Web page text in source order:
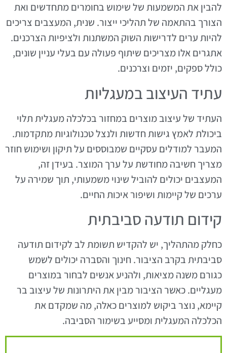
להבין את המשמעות של שימוש בחומרים מתחדשים ואת
הצורך בהתאמה של תהליכי ייצור. שנית, המעצבים צריכים
להיות ערים לדרישות השוק המשתנות ולציפיות הצרכנים.
אתגרים אלו מצריכים שיתוף פעולה עם בעלי עניין שונים,
כולל ספקים, יזמים וצרכנים.
עתיד העיצוב במעגליות
העתיד של עיצוב מוצרים במחזור בכלכלה מעגלית תלוי
ביכולת לאמץ גישות חדשות ולנצל טכנולוגיות מתקדמות.
המעבר למודלים עסקיים שמבוססים על תיקון ושימוש חוזר
מצריך חשיבה מחודשת על ערך המוצר. בעידן זה,
המעצבים יכולים להוביל שינוי משמעותי, תוך שמירה על
ערכים של קיימות ושיפור איכות החיים.
קידום תודעה סביבתית
כחלק מהתהליך, יש להקדיש תשומת לב לקידום תודעה
סביבתית בקרב הציבור. חינוך והסברה יכולים לשמש
כגורם משנה מציאות, ולהניע אנשים לבחור במוצרים
מעגליים. כאשר הציבור מבין את היתרונות של עיצוב בר
קיימא, נוצר ביקוש למוצרים כאלה, מה שמקדם את
הכלכלה המעגלית ומסייע בשימור הסביבה.